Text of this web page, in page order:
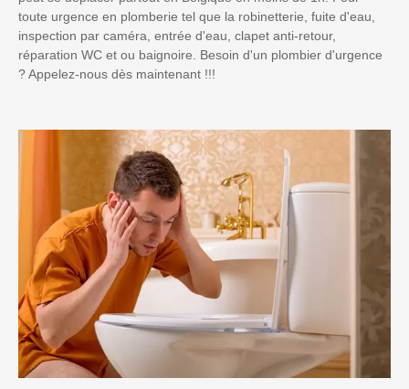
toute urgence en plomberie tel que la robinetterie, fuite d'eau,
inspection par caméra, entrée d'eau, clapet anti-retour,
réparation WC et ou baignoire. Besoin d'un plombier d'urgence
? Appelez-nous dès maintenant !!!